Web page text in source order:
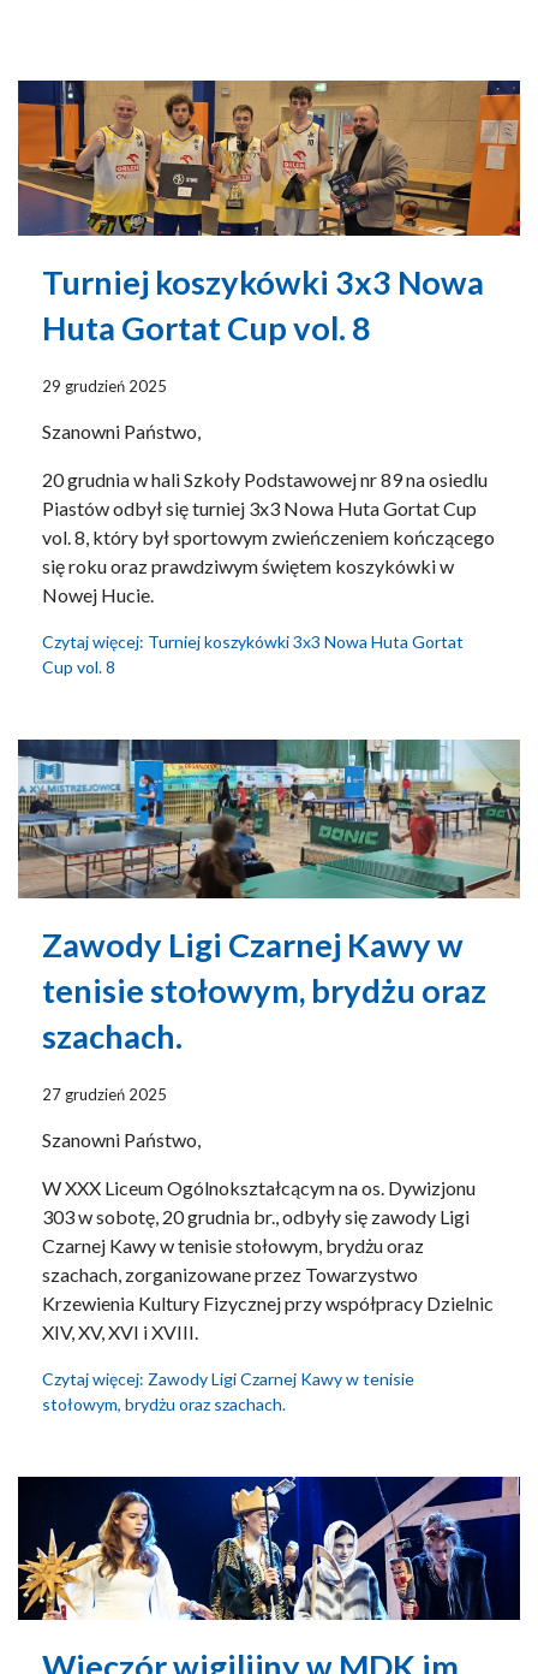
Turniej koszykówki 3x3 Nowa
Huta Gortat Cup vol. 8
29 grudzień 2025
Szanowni Państwo,
20 grudnia w hali Szkoły Podstawowej nr 89 na osiedlu
Piastów odbył się turniej 3x3 Nowa Huta Gortat Cup
vol. 8, który był sportowym zwieńczeniem kończącego
się roku oraz prawdziwym świętem koszykówki w
Nowej Hucie.
Czytaj więcej: Turniej koszykówki 3x3 Nowa Huta Gortat
Cup vol. 8
Zawody Ligi Czarnej Kawy w
tenisie stołowym, brydżu oraz
szachach.
27 grudzień 2025
Szanowni Państwo,
W XXX Liceum Ogólnokształcącym na os. Dywizjonu
303 w sobotę, 20 grudnia br., odbyły się zawody Ligi
Czarnej Kawy w tenisie stołowym, brydżu oraz
szachach, zorganizowane przez Towarzystwo
Krzewienia Kultury Fizycznej przy współpracy Dzielnic
XIV, XV, XVI i XVIII.
Czytaj więcej: Zawody Ligi Czarnej Kawy w tenisie
stołowym, brydżu oraz szachach.
Wieczór wigilijny w MDK im.